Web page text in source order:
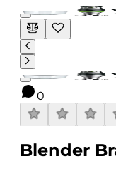
0
Blender